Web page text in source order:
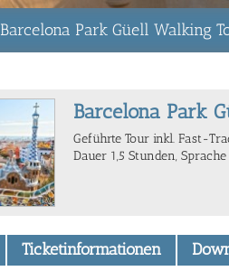
Barcelona Park Güell Walking
Barcelona Park
Geführte Tour inkl. Fast-
Dauer 1,5 Stunden,
Ticketinformationen